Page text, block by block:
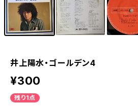
井上陽水・ゴールデン4
¥300
残り1点